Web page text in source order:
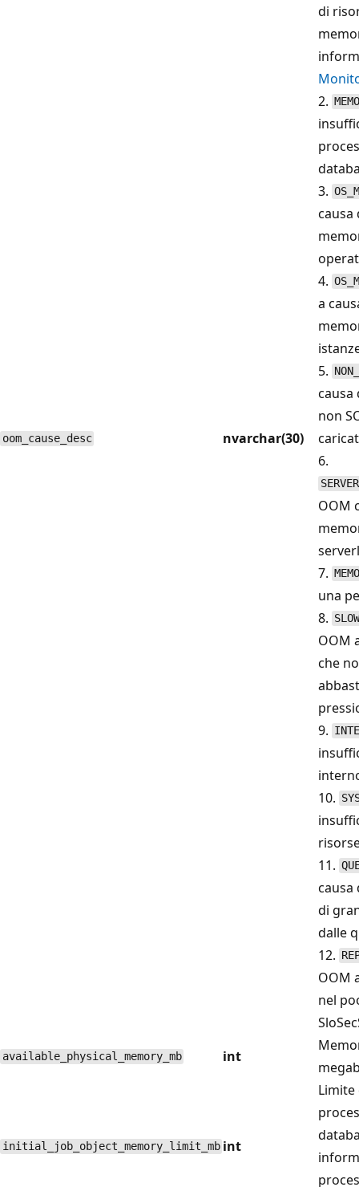
oom_cause_desc nvarchar(30)
di
2.
3.
causa
4.
a
5.
causa
non
6.
OOM
7.
una
8.
OOM
che
9.
10.
11.
causa
di
dalle
12.
OOM
nel
available_physical_memory_mb int
initial_job_object_memory_limit_mb int